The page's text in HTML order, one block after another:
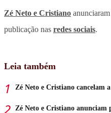
Zé Neto e Cristiano
publicação nas redes sociais.
Leia também
Zé Neto e Cristiano cancelam
Zé Neto e Cristiano anunciam